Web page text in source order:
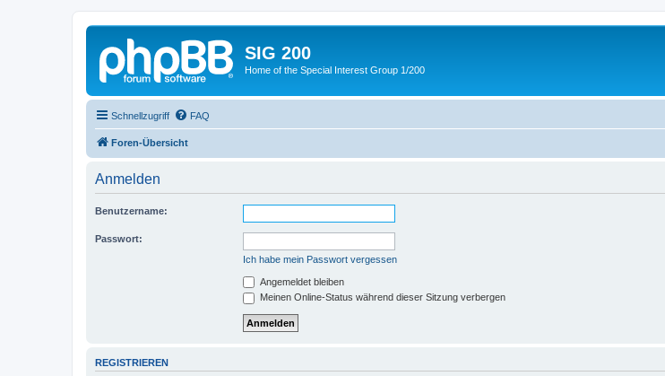
SIG 200
Home of the Special Interest Group 1/200
Schnellzugriff FAQ
Foren-Übersicht
Anmelden
Benutzername:
Passwort:
Ich habe mein Passwort vergessen
Angemeldet bleiben
Meinen Online-Status während dieser Sitzung verbergen
REGISTRIEREN